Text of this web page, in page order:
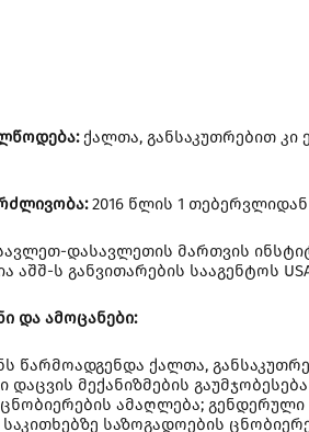
ქალთა, განსაკუთრებით კი
2016 წლის 1 თებერვლიდან
დასავლეთის მართვის
აშშ-ს განვითარების სააგენტოს
და ამოცანები:
წარმოადგენდა ქალთა,
დაცვის მექანიზმების
ამაღლება;
საზოგადოების